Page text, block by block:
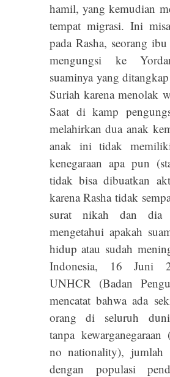
hamil, yang kemudian
tempat migrasi. Ini
pada Rasha, seorang
mengungsi ke
suaminya yang
Suriah karena menolak
Saat di kamp
melahirkan dua anak
anak ini tidak
kenegaraan apa pun
tidak bisa dibuatkan
karena Rasha tidak
surat nikah dan
mengetahui apakah
hidup atau sudah
Indonesia, 16 Juni
UNHCR (Badan
mencatat bahwa ada
orang di seluruh
tanpa kewarganegaraan
no nationality), jumlah
dengan populasi